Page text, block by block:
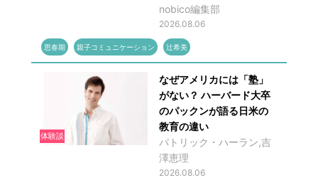
nobico編集部
2026.08.06
思春期 親子コミュニケーション 辻希美
体験談
なぜアメリカには「塾」
がない？ ハーバード大卒
のパックンが語る日米の
教育の違い
パトリック・ハーラン,吉
澤恵理
2026.08.06